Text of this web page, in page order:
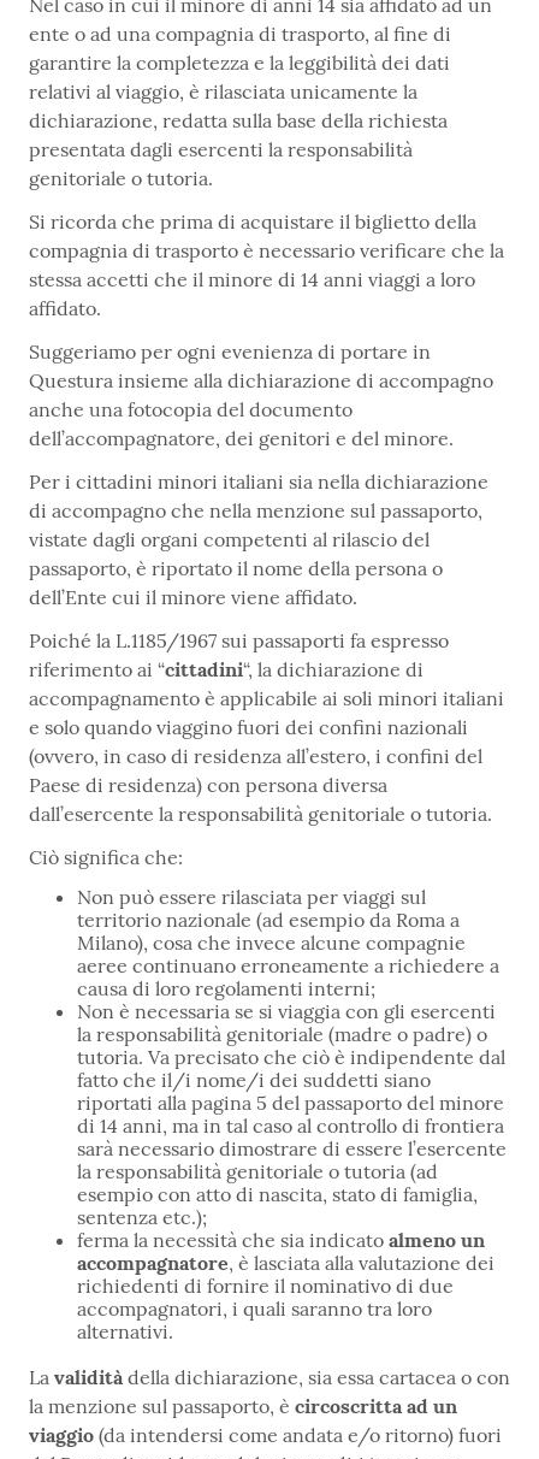
ente o ad una compagnia di trasporto, al fine di
garantire la completezza e la leggibilità dei dati
relativi al viaggio, è rilasciata unicamente la
dichiarazione, redatta sulla base della richiesta
presentata dagli esercenti la responsabilità
genitoriale o tutoria.
Si ricorda che prima di acquistare il biglietto della
compagnia di trasporto è necessario verificare che la
stessa accetti che il minore di 14 anni viaggi a loro
affidato.
Suggeriamo per ogni evenienza di portare in
Questura insieme alla dichiarazione di accompagno
anche una fotocopia del documento
dell’accompagnatore, dei genitori e del minore.
Per i cittadini minori italiani sia nella dichiarazione
di accompagno che nella menzione sul passaporto,
vistate dagli organi competenti al rilascio del
passaporto, è riportato il nome della persona o
dell’Ente cui il minore viene affidato.
Poiché la L.1185/1967 sui passaporti fa espresso
riferimento ai “cittadini“, la dichiarazione di
accompagnamento è applicabile ai soli minori italiani
e solo quando viaggino fuori dei confini nazionali
(ovvero, in caso di residenza all’estero, i confini del
Paese di residenza) con persona diversa
dall’esercente la responsabilità genitoriale o tutoria.
Ciò significa che:
Non può essere rilasciata per viaggi sul
territorio nazionale (ad esempio da Roma a
Milano), cosa che invece alcune compagnie
aeree continuano erroneamente a richiedere a
causa di loro regolamenti interni;
Non è necessaria se si viaggia con gli esercenti
la responsabilità genitoriale (madre o padre) o
tutoria. Va precisato che ciò è indipendente dal
fatto che il/i nome/i dei suddetti siano
riportati alla pagina 5 del passaporto del minore
di 14 anni, ma in tal caso al controllo di frontiera
sarà necessario dimostrare di essere l’esercente
la responsabilità genitoriale o tutoria (ad
esempio con atto di nascita, stato di famiglia,
sentenza etc.);
ferma la necessità che sia indicato almeno un
accompagnatore, è lasciata alla valutazione dei
richiedenti di fornire il nominativo di due
accompagnatori, i quali saranno tra loro
alternativi.
La validità della dichiarazione, sia essa cartacea o con
la menzione sul passaporto, è circoscritta ad un
viaggio (da intendersi come andata e/o ritorno) fuori